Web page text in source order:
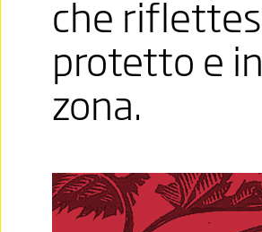
che
protetto e
zona.